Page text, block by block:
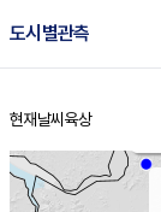
도시별관측
홈
현재날씨 육상